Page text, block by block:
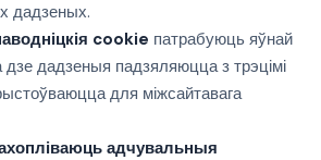
дадзеных.
cookie патрабуюць яўнай
дзе дадзеныя падзяляюцца з трэцімі
для міжсайтавага
адчувальныя